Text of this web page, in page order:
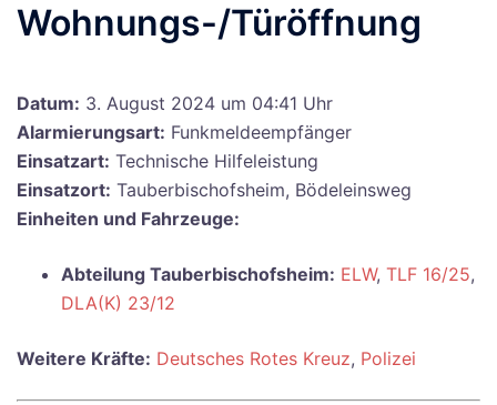
Wohnungs-/Türöffnung
Datum: 3. August 2024 um 04:41 Uhr
Alarmierungsart: Funkmeldeempfänger
Einsatzart: Technische Hilfeleistung
Einsatzort: Tauberbischofsheim, Bödeleinsweg
Einheiten und Fahrzeuge:
Abteilung Tauberbischofsheim: ELW, TLF 16/25,
DLA(K) 23/12
Weitere Kräfte: Deutsches Rotes Kreuz, Polizei